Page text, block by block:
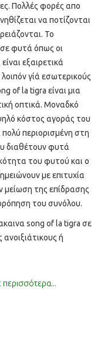
Πολλές φορές απο
να ποτίζονται
Το
σε φυτά όπως οι
εξαιρετικά
γίά εσωτερικούς
of la tigra είναι μια
οπτικά. Μοναδκό
κόστος αγοράς του
περιορισμένη στη
διαθέτουν φυτά
του φυτού και ο
με επιτυχία
μείωση της επίδρασης
του συνόλου.
song of la tigra σε
ή
περισσότερα...